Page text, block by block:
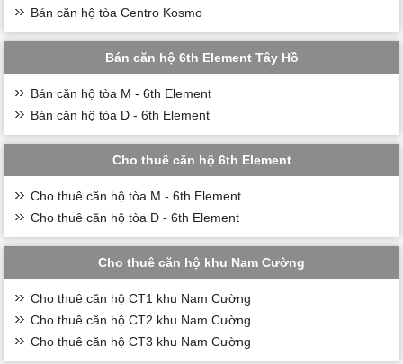
Bán căn hộ tòa Centro Kosmo
Bán căn hộ 6th Element Tây Hồ
Bán căn hộ tòa M - 6th Element
Bán căn hộ tòa D - 6th Element
Cho thuê căn hộ 6th Element
Cho thuê căn hộ tòa M - 6th Element
Cho thuê căn hộ tòa D - 6th Element
Cho thuê căn hộ khu Nam Cường
Cho thuê căn hộ CT1 khu Nam Cường
Cho thuê căn hộ CT2 khu Nam Cường
Cho thuê căn hộ CT3 khu Nam Cường